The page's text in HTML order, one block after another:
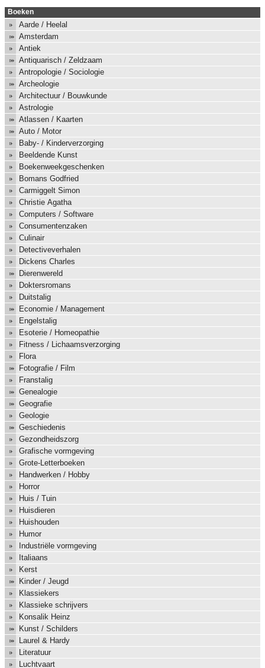
Boeken
Aarde / Heelal
Amsterdam
Antiek
Antiquarisch / Zeldzaam
Antropologie / Sociologie
Archeologie
Architectuur / Bouwkunde
Astrologie
Atlassen / Kaarten
Auto / Motor
Baby- / Kinderverzorging
Beeldende Kunst
Boekenweekgeschenken
Bomans Godfried
Carmiggelt Simon
Christie Agatha
Computers / Software
Consumentenzaken
Culinair
Detectiveverhalen
Dickens Charles
Dierenwereld
Doktersromans
Duitstalig
Economie / Management
Engelstalig
Esoterie / Homeopathie
Fitness / Lichaamsverzorging
Flora
Fotografie / Film
Franstalig
Genealogie
Geografie
Geologie
Geschiedenis
Gezondheidszorg
Grafische vormgeving
Grote-Letterboeken
Handwerken / Hobby
Horror
Huis / Tuin
Huisdieren
Huishouden
Humor
Industriële vormgeving
Italiaans
Kerst
Kinder / Jeugd
Klassiekers
Klassieke schrijvers
Konsalik Heinz
Kunst / Schilders
Laurel & Hardy
Literatuur
Luchtvaart